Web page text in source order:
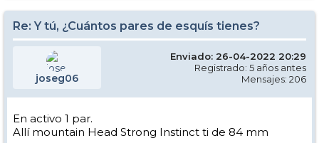
Re: Y tú, ¿Cuántos pares de esquís tienes?
joseg06
Enviado: 26-04-2022 20:29
Registrado: 5 años antes
Mensajes: 206
En activo 1 par.
Allí mountain Head Strong Instinct ti de 84 mm